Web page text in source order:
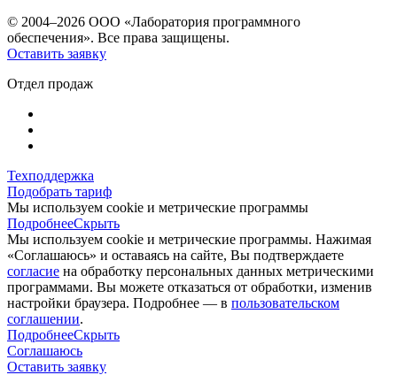
© 2004–2026 ООО «Лаборатория программного
обеспечения». Все права защищены.
Оставить заявку
Отдел продаж
Техподдержка
Подобрать тариф
Мы используем cookie и метрические программы
ПодробнееСкрыть
Мы используем cookie и метрические программы. Нажимая
«Соглашаюсь» и оставаясь на сайте, Вы подтверждаете
согласие на обработку персональных данных метрическими
программами. Вы можете отказаться от обработки, изменив
настройки браузера. Подробнее — в пользовательском
соглашении.
ПодробнееСкрыть
Соглашаюсь
Оставить заявку